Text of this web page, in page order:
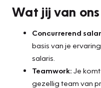
Wat jij van
Concurrerend
basis van je
salaris.
Teamwork: Je
gezellig team van